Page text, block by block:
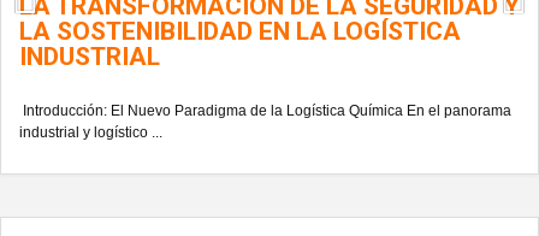
LA TRANSFORMACIÓN DE LA SEGURIDAD Y
LA SOSTENIBILIDAD EN LA LOGÍSTICA
INDUSTRIAL
Introducción: El Nuevo Paradigma de la Logística Química En el panorama
industrial y logístico ...